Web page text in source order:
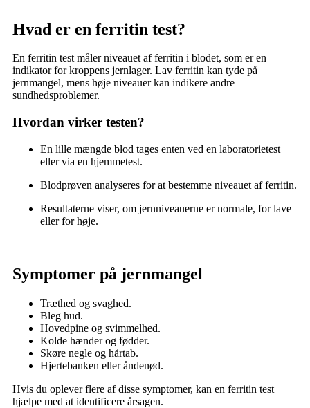
Hvad er en ferritin test?
En ferritin test måler niveauet af ferritin i blodet, som er en
indikator for kroppens jernlager. Lav ferritin kan tyde på
jernmangel, mens høje niveauer kan indikere andre
sundhedsproblemer.
Hvordan virker testen?
En lille mængde blod tages enten ved en laboratorietest
eller via en hjemmetest.
Blodprøven analyseres for at bestemme niveauet af ferritin.
Resultaterne viser, om jernniveauerne er normale, for lave
eller for høje.
Symptomer på jernmangel
Træthed og svaghed.
Bleg hud.
Hovedpine og svimmelhed.
Kolde hænder og fødder.
Skøre negle og hårtab.
Hjertebanken eller åndenød.
Hvis du oplever flere af disse symptomer, kan en ferritin test
hjælpe med at identificere årsagen.